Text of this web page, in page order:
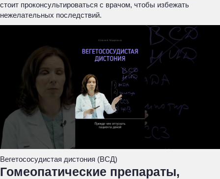
стоит проконсультироваться с врачом, чтобы избежать
нежелательных последствий.
Вегетососудистая дистония (ВСД)
Гомеопатические препараты,